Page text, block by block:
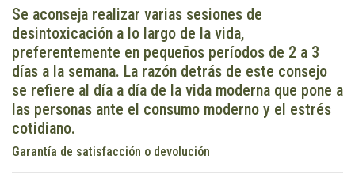
Se aconseja realizar varias sesiones de
desintoxicación a lo largo de la vida,
preferentemente en pequeños períodos de 2 a 3
días a la semana. La razón detrás de este consejo
se refiere al día a día de la vida moderna que pone a
las personas ante el consumo moderno y el estrés
cotidiano.
Garantía de satisfacción o devolución